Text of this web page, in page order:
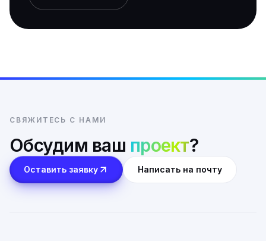
СВЯЖИТЕСЬ С НАМИ
Обсудим ваш проект?
Оставить заявку Написать на почту